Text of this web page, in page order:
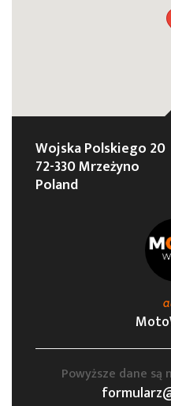
Wojska Polskiego 20
72-330 Mrzeżyno
Poland
Powyższe dane są